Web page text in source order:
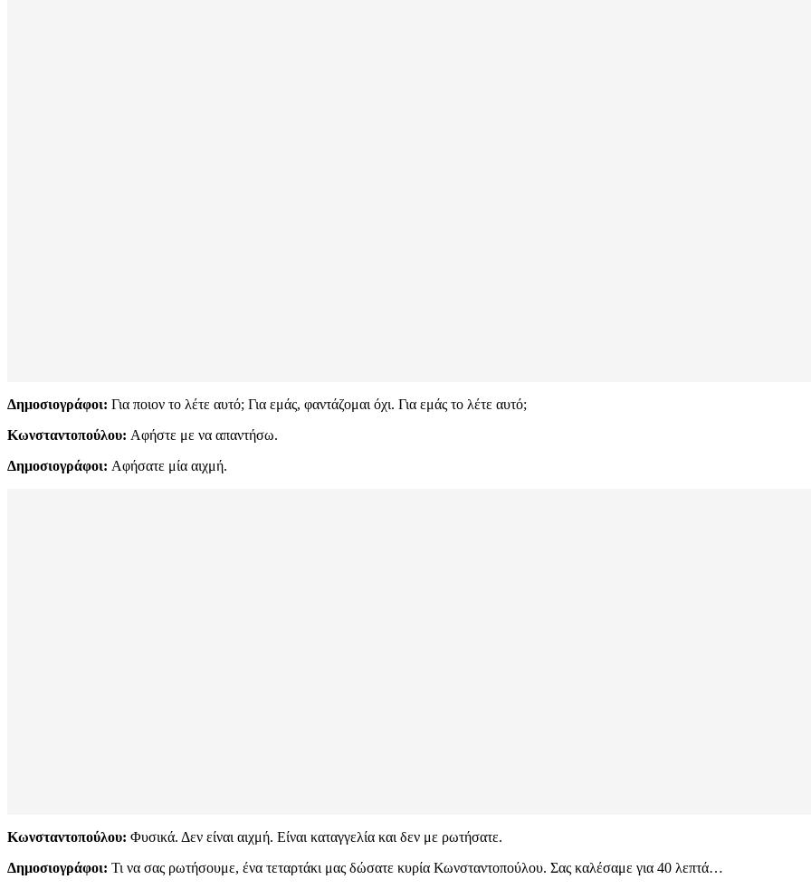
Δημοσιογράφοι: Για ποιον το λέτε αυτό; Για εμάς, φαντάζομαι όχι. Για εμάς το λέτε αυτό;
Κωνσταντοπούλου: Αφήστε με να απαντήσω.
Δημοσιογράφοι: Αφήσατε μία αιχμή.
Κωνσταντοπούλου: Φυσικά. Δεν είναι αιχμή. Είναι καταγγελία και δεν με ρωτήσατε.
Δημοσιογράφοι: Τι να σας ρωτήσουμε, ένα τεταρτάκι μας δώσατε κυρία Κωνσταντοπούλου. Σας καλέσαμε για 40 λεπτά…